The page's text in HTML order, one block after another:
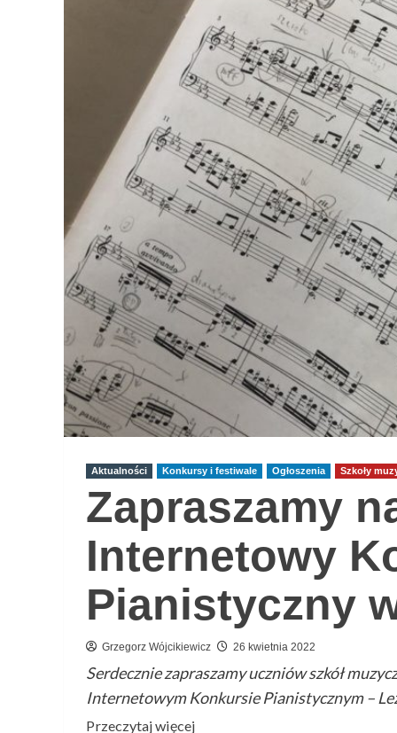
Aktualności Konkursy i festiwale Ogłoszenia Szkoły
Zapraszamy
Internetowy
Pianistyczny
Grzegorz Wójcikiewicz 26 kwietnia 2022
Serdecznie zapraszamy uczniów szkół
Internetowym Konkursie Pianistycznym –
Przeczytaj więcejPrzeczytaj